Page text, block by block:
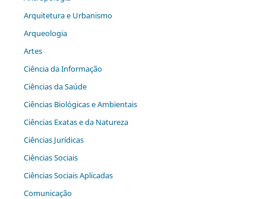
Arquitetura e Urbanismo
Arqueologia
Artes
Ciência da Informação
Ciências da Saúde
Ciências Biológicas e Ambientais
Ciências Exatas e da Natureza
Ciências Jurídicas
Ciências Sociais
Ciências Sociais Aplicadas
Comunicação